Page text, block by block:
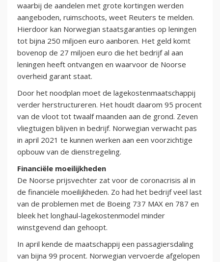
waarbij de aandelen met grote kortingen werden
aangeboden, ruimschoots, weet Reuters te melden.
Hierdoor kan Norwegian staatsgaranties op leningen
tot bijna 250 miljoen euro aanboren. Het geld komt
bovenop de 27 miljoen euro die het bedrijf al aan
leningen heeft ontvangen en waarvoor de Noorse
overheid garant staat.
Door het noodplan moet de lagekostenmaatschappij
verder herstructureren. Het houdt daarom 95 procent
van de vloot tot twaalf maanden aan de grond. Zeven
vliegtuigen blijven in bedrijf. Norwegian verwacht pas
in april 2021 te kunnen werken aan een voorzichtige
opbouw van de dienstregeling.
Financiële moeilijkheden
De Noorse prijsvechter zat voor de coronacrisis al in
de financiële moeilijkheden. Zo had het bedrijf veel last
van de problemen met de Boeing 737 MAX en 787 en
bleek het longhaul-lagekostenmodel minder
winstgevend dan gehoopt.
In april kende de maatschappij een passagiersdaling
van bijna 99 procent. Norwegian vervoerde afgelopen